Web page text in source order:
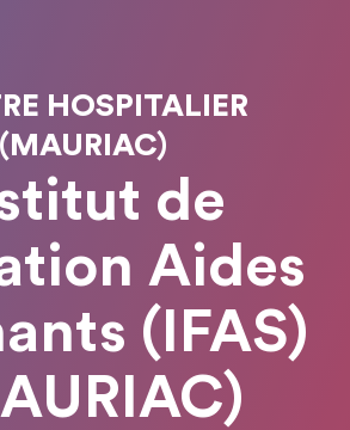
HOSPITALIER
(MAURIAC)
de
Aides
(IFAS)